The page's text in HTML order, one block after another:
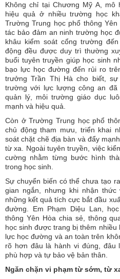
Không chỉ tại Chương Mỹ A, mô
hiệu quả ở nhiều trường học
Trường Trung học phổ thông
tác bảo đảm an ninh trường học
khâu kiểm soát cổng trường
động đều được duy trì thường
buổi tuyên truyền giúp học sinh
bạo lực học đường đến rủi ro
trưởng Trần Thị Hà cho biết,
trường với lực lượng công an đã
quản lý, môi trường giáo dục
mạnh và hiệu quả.
Còn ở Trường Trung học phổ
chủ động tham mưu, triển khai
soát chặt chẽ địa bàn và đẩy
từ xa. Ngoài tuyên truyền, việc
cường nhằm từng bước hình
trong học sinh.
Sự chuyển biến có thể chưa tạo
gian ngắn, nhưng khi nhận
những kết quả tích cực bắt đầu
đường. Em Phạm Diệu Lan,
thông Yên Hòa chia sẻ, thông
học sinh được trang bị thêm
lực học đường và an toàn trên
rõ hơn đâu là hành vi đúng,
phù hợp và tự bảo vệ bản thân.
Ngăn chặn vi phạm từ sớm, từ